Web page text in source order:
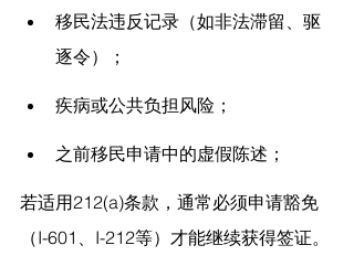
移民法违反记录（如非法滞留、驱
逐令）；
疾病或公共负担风险；
之前移民申请中的虚假陈述；
若适用212(a)条款，通常必须申请豁免
（I-601、I-212等）才能继续获得签证。